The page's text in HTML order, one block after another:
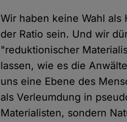
Wir haben keine Wahl
der Ratio sein. Und wir
"reduktionischer
lassen, wie es die
uns eine Ebene des
als Verleumdung in
Materialisten, sondern